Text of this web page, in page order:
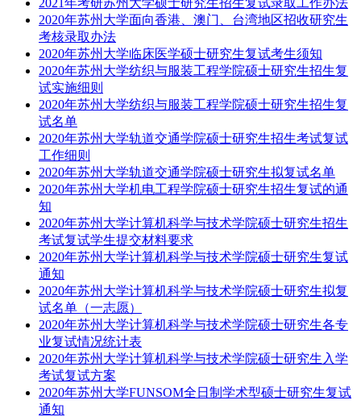
2020年苏州大学面向香港、澳门、台湾地区招收研究生
考核录取办法
2020年苏州大学临床医学硕士研究生复试考生须知
2020年苏州大学纺织与服装工程学院硕士研究生招生复
试实施细则
2020年苏州大学纺织与服装工程学院硕士研究生招生复
试名单
2020年苏州大学轨道交通学院硕士研究生招生考试复试
工作细则
2020年苏州大学轨道交通学院硕士研究生拟复试名单
2020年苏州大学机电工程学院硕士研究生招生复试的通
知
2020年苏州大学计算机科学与技术学院硕士研究生招生
考试复试学生提交材料要求
2020年苏州大学计算机科学与技术学院硕士研究生复试
通知
2020年苏州大学计算机科学与技术学院硕士研究生拟复
试名单（一志愿）
2020年苏州大学计算机科学与技术学院硕士研究生各专
业复试情况统计表
2020年苏州大学计算机科学与技术学院硕士研究生入学
考试复试方案
2020年苏州大学FUNSOM全日制学术型硕士研究生复试
通知